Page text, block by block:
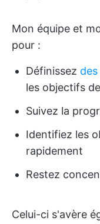
Mon équipe et
pour :
Définissez
les objectifs
Suivez la
Identifiez les
rapidement
Restez
Celui-ci s'avère